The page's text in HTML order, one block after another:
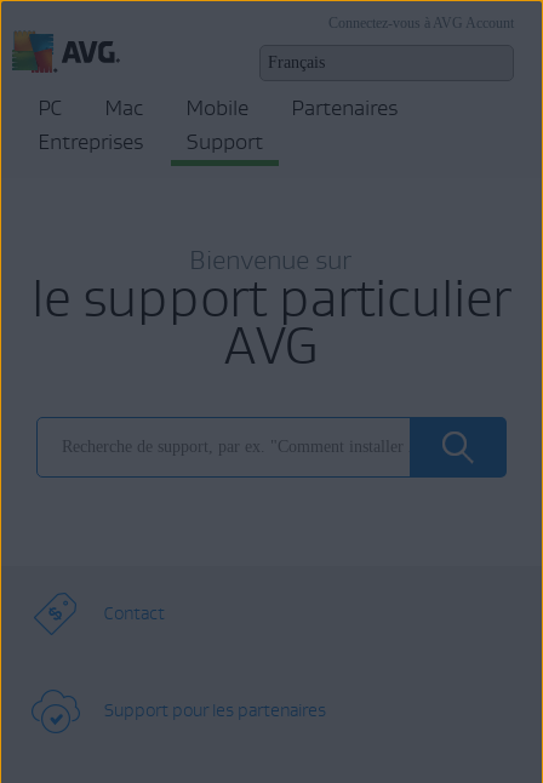
Connectez-vous à AVG Account
PC Mac Mobile
Partenaires
Entreprises
Support
Bienvenue sur
le support particulier
AVG
Contact
Support pour les partenaires